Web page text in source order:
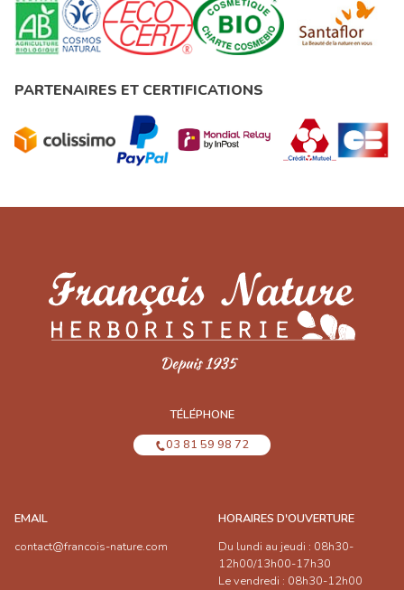
PARTENAIRES ET CERTIFICATIONS
TÉLÉPHONE
03 81 59 98 72
EMAIL
contact@francois-nature.com
HORAIRES D'OUVERTURE
Du lundi au jeudi : 08h30-
12h00/13h00-17h30
Le vendredi : 08h30-12h00